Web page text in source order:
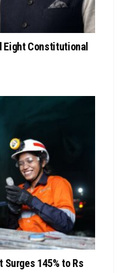
Eight Constitutional
145% to Rs